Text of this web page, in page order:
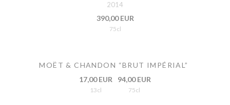
2014
390,00 EUR
75cl
MOËT & CHANDON “BRUT IMPÉRIAL”
17,00 EUR
13cl
94,00 EUR
75cl